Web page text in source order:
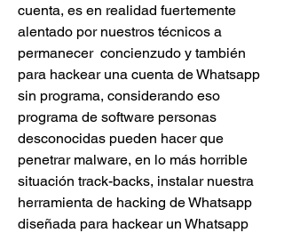
cuenta, es en realidad fuertemente
alentado por nuestros técnicos a
permanecer  concienzudo y también
para hackear una cuenta de Whatsapp
sin programa, considerando eso
programa de software personas
desconocidas pueden hacer que
penetrar malware, en lo más horrible
situación track-backs, instalar nuestra
herramienta de hacking de Whatsapp
diseñada para hackear un Whatsapp